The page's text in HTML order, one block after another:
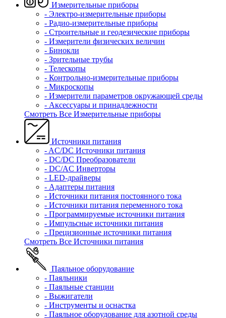
Измерительные приборы
- Электро-измерительные приборы
- Радио-измерительные приборы
- Строительные и геодезические приборы
- Измерители физических величин
- Бинокли
- Зрительные трубы
- Телескопы
- Контрольно-измерительные приборы
- Микроскопы
- Измерители параметров окружающей среды
- Аксессуары и принадлежности
Смотреть Все Измерительные приборы
Источники питания
- AC/DC Источники питания
- DC/DC Преобразователи
- DC/AC Инверторы
- LED-драйверы
- Адаптеры питания
- Источники питания постоянного тока
- Источники питания переменного тока
- Программируемые источники питания
- Импульсные источники питания
- Прецизионные источники питания
Смотреть Все Источники питания
Паяльное оборудование
- Паяльники
- Паяльные станции
- Выжигатели
- Инструменты и оснастка
- Паяльное оборудование для азотной среды